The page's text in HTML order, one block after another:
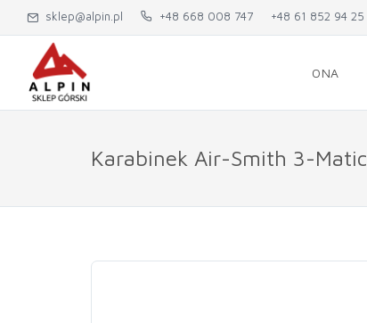
sklep@alpin.pl +48 668 008 747 +48 61 852 94 25
ONA
Karabinek Air-Smith 3-Matic